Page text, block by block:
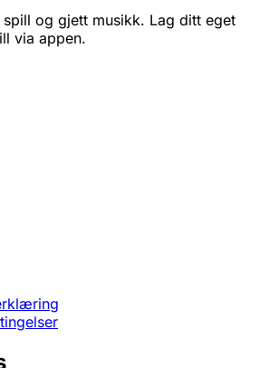
spill og gjett musikk. Lag ditt eget
via appen.